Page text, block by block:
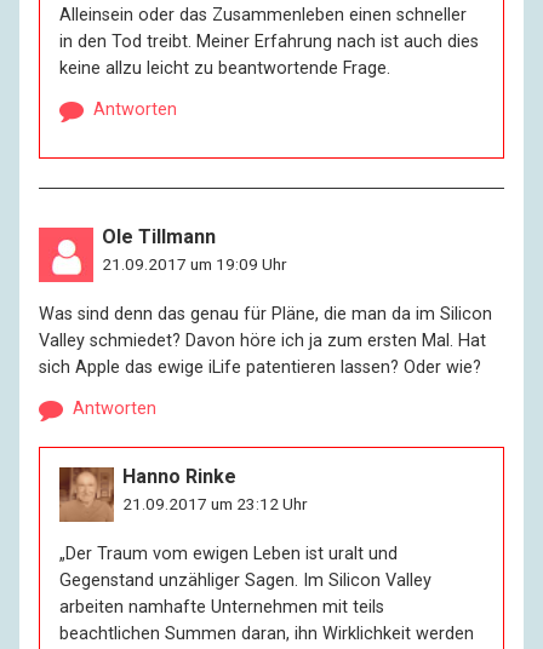
Alleinsein oder das Zusammenleben einen schneller
in den Tod treibt. Meiner Erfahrung nach ist auch dies
keine allzu leicht zu beantwortende Frage.
Antworten
Ole Tillmann
21.09.2017 um 19:09 Uhr
Was sind denn das genau für Pläne, die man da im Silicon
Valley schmiedet? Davon höre ich ja zum ersten Mal. Hat
sich Apple das ewige iLife patentieren lassen? Oder wie?
Antworten
Hanno Rinke
21.09.2017 um 23:12 Uhr
„Der Traum vom ewigen Leben ist uralt und
Gegenstand unzähliger Sagen. Im Silicon Valley
arbeiten namhafte Unternehmen mit teils
beachtlichen Summen daran, ihn Wirklichkeit werden